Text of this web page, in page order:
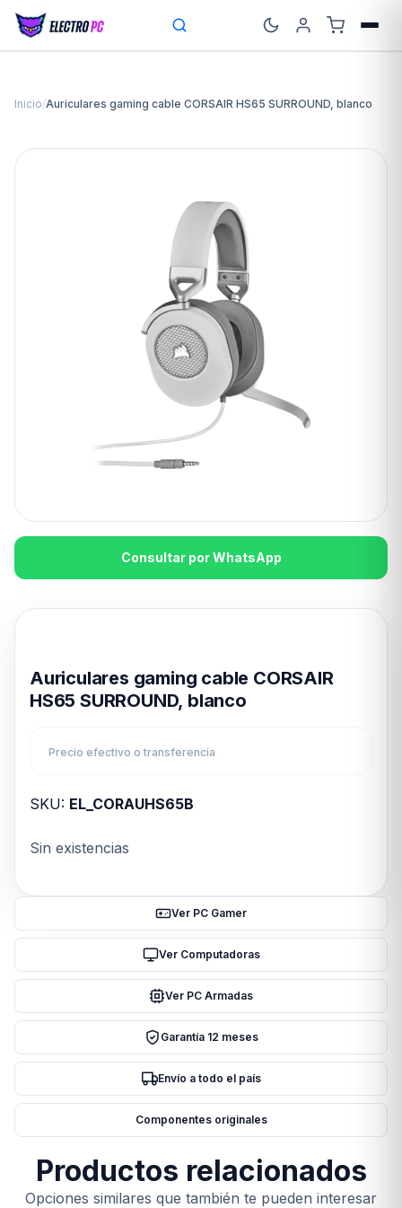
Inicio/Auriculares gaming cable CORSAIR HS65 SURROUND, blanco
Consultar por WhatsApp
Auriculares gaming cable CORSAIR
HS65 SURROUND, blanco
Precio efectivo o transferencia
SKU: EL_CORAUHS65B
Sin existencias
Ver PC Gamer
Ver Computadoras
Ver PC Armadas
Garantía 12 meses
Envío a todo el país
Componentes originales
Productos relacionados
Opciones similares que también te pueden interesar